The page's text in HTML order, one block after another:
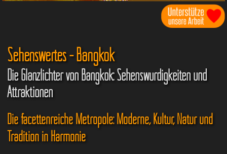
Sehenswertes - Bangkok
Die Glanzlichter von Bangkok: Sehenswürdigkeiten und
Attraktionen
Die facettenreiche Metropole: Moderne, Kultur, Natur und
Tradition in Harmonie